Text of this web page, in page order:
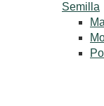
Semilla